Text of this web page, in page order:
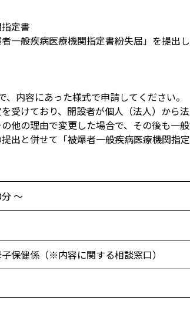
定書
一般疾病医療機関指定書紛失届」を提出し
内容にあった様式で申請してください。
受けており、開設者が個人（法人）から
他の理由で変更した場合で、その後も一
出と併せて「被爆者一般疾病医療機関指
～
保健係（※内容に関する相談窓口）